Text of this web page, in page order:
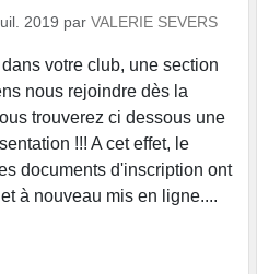
2019 par VALERIE SEVERS
votre club, une section
nous rejoindre dès la
trouverez ci dessous une
!!! A cet effet, le
documents d'inscription ont
à nouveau mis en ligne....